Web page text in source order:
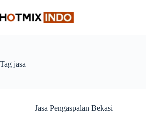
to
content
Tag jasa
Jasa Pengaspalan Bekasi